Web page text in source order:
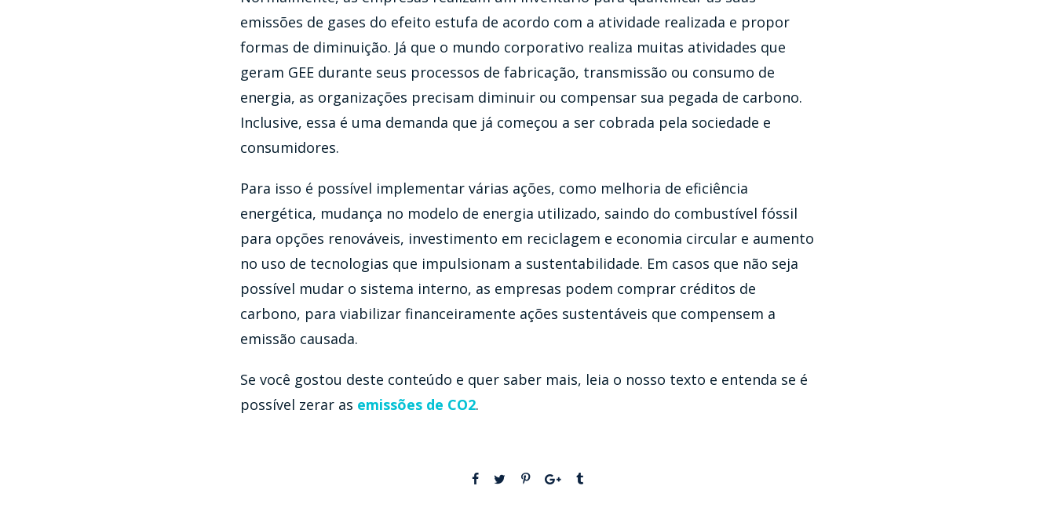
emissões de gases do efeito estufa de acordo com a atividade realizada e propor
formas de diminuição. Já que o mundo corporativo realiza muitas atividades que
geram GEE durante seus processos de fabricação, transmissão ou consumo de
energia, as organizações precisam diminuir ou compensar sua pegada de carbono.
Inclusive, essa é uma demanda que já começou a ser cobrada pela sociedade e
consumidores.
Para isso é possível implementar várias ações, como melhoria de eficiência
energética, mudança no modelo de energia utilizado, saindo do combustível fóssil
para opções renováveis, investimento em reciclagem e economia circular e aumento
no uso de tecnologias que impulsionam a sustentabilidade. Em casos que não seja
possível mudar o sistema interno, as empresas podem comprar créditos de
carbono, para viabilizar financeiramente ações sustentáveis que compensem a
emissão causada.
Se você gostou deste conteúdo e quer saber mais, leia o nosso texto e entenda se é
possível zerar as emissões de CO2.